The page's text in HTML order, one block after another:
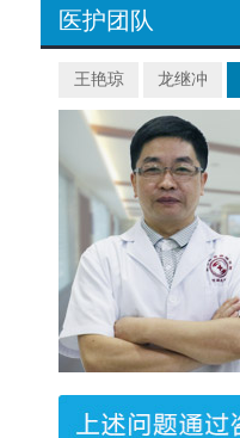
医护团队
王艳琼 龙继冲